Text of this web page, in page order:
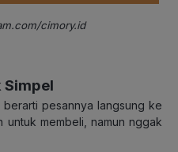
cimory.id
Simpel
pesannya langsung ke
untuk membeli, namun nggak